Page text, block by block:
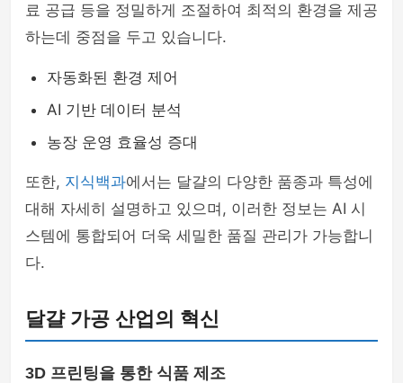
료 공급 등을 정밀하게 조절하여 최적의 환경을 제공
하는데 중점을 두고 있습니다.
자동화된 환경 제어
AI 기반 데이터 분석
농장 운영 효율성 증대
또한, 지식백과에서는 달걀의 다양한 품종과 특성에
대해 자세히 설명하고 있으며, 이러한 정보는 AI 시
스템에 통합되어 더욱 세밀한 품질 관리가 가능합니
다.
달걀 가공 산업의 혁신
3D 프린팅을 통한 식품 제조